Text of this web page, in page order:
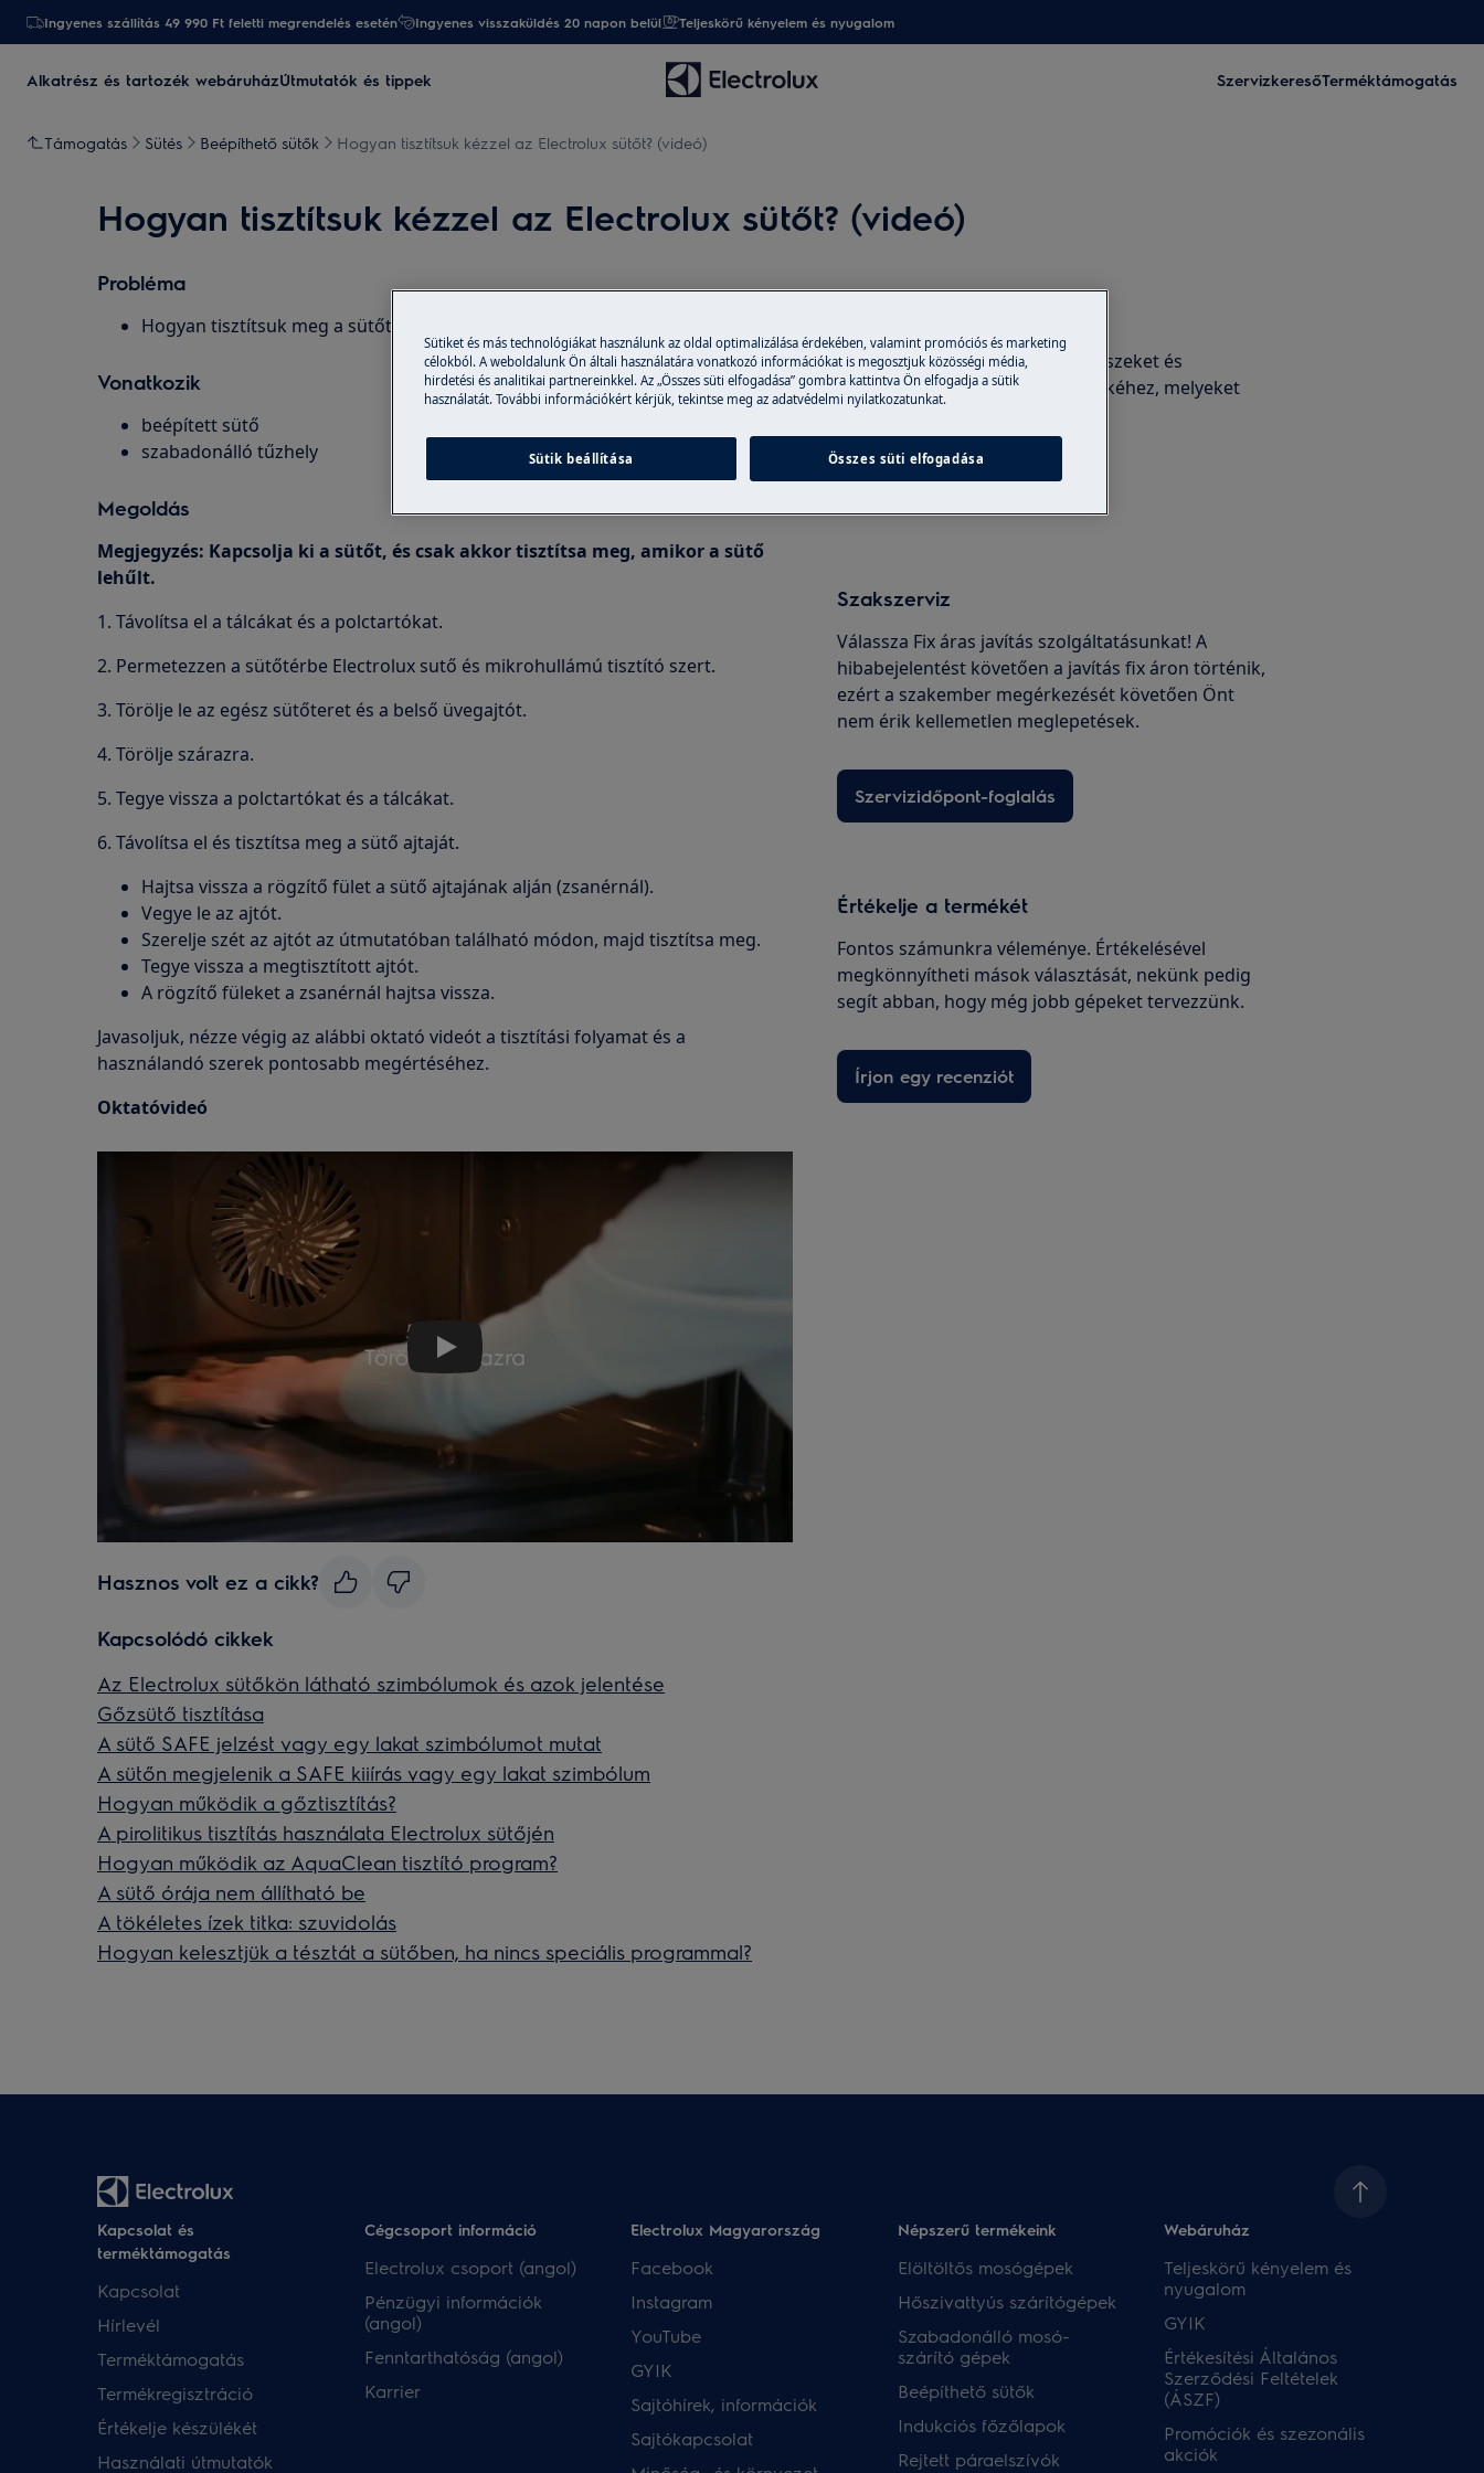
Ingyenes szállítás 49 990 Ft feletti megrendelés esetén Ingyenes visszaküldés 20 napon belül Teljeskörű kényelem és nyugalom
Alkatrész és tartozék webáruházÚtmutatók és tippek SzervizkeresőTerméktámogatás
Támogatás Sütés Beépíthető sütők Hogyan tisztítsuk kézzel az Electrolux sütőt? (videó)
Hogyan tisztítsuk kézzel az Electrolux sütőt? (videó)
Probléma
Hogyan tisztítsuk meg a sütőt manuálisan?
Vonatkozik
beépített sütő
szabadonálló tűzhely
Megoldás
Megjegyzés: Kapcsolja ki a sütőt, és csak akkor tisztítsa meg, amikor a sütő
lehűlt.
1. Távolítsa el a tálcákat és a polctartókat.
2. Permetezzen a sütőtérbe Electrolux sutő és mikrohullámú tisztító szert.
3. Törölje le az egész sütőteret és a belső üvegajtót.
4. Törölje szárazra.
5. Tegye vissza a polctartókat és a tálcákat.
6. Távolítsa el és tisztítsa meg a sütő ajtaját.
Hajtsa vissza a rögzítő fület a sütő ajtajának alján (zsanérnál).
Vegye le az ajtót.
Szerelje szét az ajtót az útmutatóban található módon, majd tisztítsa meg.
Tegye vissza a megtisztított ajtót.
A rögzítő füleket a zsanérnál hajtsa vissza.
Javasoljuk, nézze végig az alábbi oktató videót a tisztítási folyamat és a
használandó szerek pontosabb megértéséhez.
Oktatóvideó
Play
Hasznos volt ez a cikk?
Kapcsolódó cikkek
Az Electrolux sütőkön látható szimbólumok és azok jelentése
Gőzsütő tisztítása
A sütő SAFE jelzést vagy egy lakat szimbólumot mutat
A sütőn megjelenik a SAFE kiiírás vagy egy lakat szimbólum
Hogyan működik a gőztisztítás?
A pirolitikus tisztítás használata Electrolux sütőjén
Hogyan működik az AquaClean tisztító program?
A sütő órája nem állítható be
A tökéletes ízek titka: szuvidolás
Hogyan kelesztjük a tésztát a sütőben, ha nincs speciális programmal?
A webáruházban eredeti alkatrészeket és
tartozékokat vásárolhat készülékéhez, melyeket
házhoz is szállítunk Önnek.
Webáruházba
Szakszerviz
Válassza Fix áras javítás szolgáltatásunkat! A
hibabejelentést követően a javítás fix áron történik,
ezért a szakember megérkezését követően Önt
nem érik kellemetlen meglepetések.
Szervizidőpont-foglalás
Értékelje a termékét
Fontos számunkra véleménye. Értékelésével
megkönnyítheti mások választását, nekünk pedig
segít abban, hogy még jobb gépeket tervezzünk.
Írjon egy recenziót
Kapcsolat és
terméktámogatás
Kapcsolat
Hírlevél
Terméktámogatás
Termékregisztráció
Értékelje készülékét
Használati útmutatók
Cégcsoport információ
Electrolux csoport (angol)
Pénzügyi információk
(angol)
Fenntarthatóság (angol)
Karrier
Electrolux Magyarország
Facebook
Instagram
YouTube
GYIK
Sajtóhírek, információk
Sajtókapcsolat
Népszerű termékeink
Elöltöltős mosógépek
Hőszivattyús szárítógépek
Szabadonálló mosó-
szárító gépek
Beépíthető sütők
Indukciós főzőlapok
Rejtett páraelszívók
Webáruház​
Teljeskörű kényelem és
nyugalom
GYIK
Értékesítési Általános
Szerződési Feltételek
(ÁSZF)
Promóciók és szezonális
akciók
Sütiket és más technológiákat használunk az oldal optimalizálása érdekében, valamint promóciós és marketing
célokból. A weboldalunk Ön általi használatára vonatkozó információkat is megosztjuk közösségi média,
hirdetési és analitikai partnereinkkel. Az „Összes süti elfogadása” gombra kattintva Ön elfogadja a sütik
használatát. További információkért kérjük, tekintse meg az adatvédelmi nyilatkozatunkat.
Sütik beállítása Összes süti elfogadása